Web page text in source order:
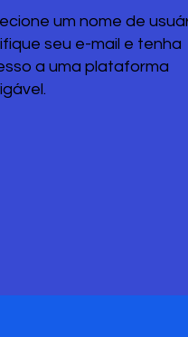
um nome de
seu e-mail e tenha
a uma plataforma